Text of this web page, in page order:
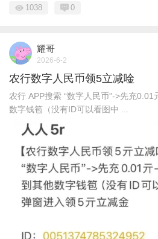
1038 0
耀哥
2026-6-2
农行数字人民币领5立减唫
农行 APP搜索 “数字人民币”->先充
数字钱笣（没有ID可以看图中 ...